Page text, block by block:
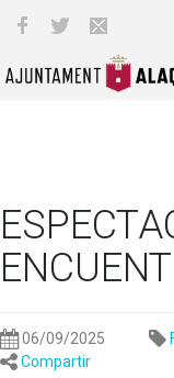
06/09/2025
Compartir